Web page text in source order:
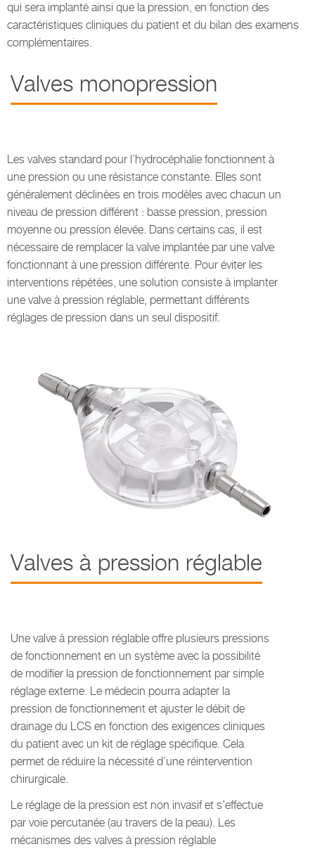
qui sera implanté ainsi que la pression, en fonction des
caractéristiques cliniques du patient et du bilan des examens
complémentaires.
Valves monopression
Les valves standard pour l’hydrocéphalie fonctionnent à
une pression ou une résistance constante. Elles sont
généralement déclinées en trois modèles avec chacun un
niveau de pression différent : basse pression, pression
moyenne ou pression élevée. Dans certains cas, il est
nécessaire de remplacer la valve implantée par une valve
fonctionnant à une pression différente. Pour éviter les
interventions répétées, une solution consiste à implanter
une valve à pression réglable, permettant différents
réglages de pression dans un seul dispositif.
Valves à pression réglable
Une valve à pression réglable offre plusieurs pressions
de fonctionnement en un système avec la possibilité
de modifier la pression de fonctionnement par simple
réglage externe. Le médecin pourra adapter la
pression de fonctionnement et ajuster le débit de
drainage du LCS en fonction des exigences cliniques
du patient avec un kit de réglage spécifique. Cela
permet de réduire la nécessité d’une réintervention
chirurgicale.
Le réglage de la pression est non invasif et s’effectue
par voie percutanée (au travers de la peau). Les
mécanismes des valves à pression réglable